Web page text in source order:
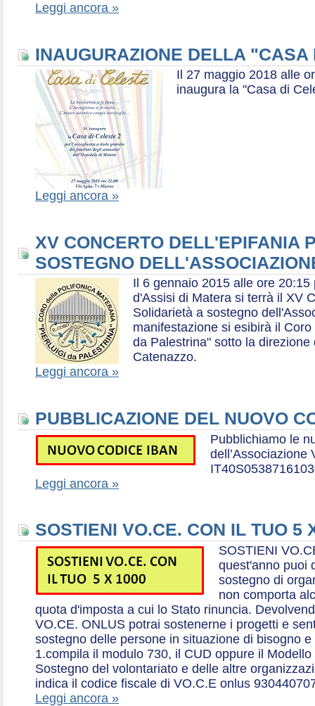
Leggi ancora »
INAUGURAZIONE DELLA
Il 27 maggio 2018 alle
inaugura la "Casa di
Leggi ancora »
XV CONCERTO DELL'EPIFANIA
SOSTEGNO
Il 6 gennaio 2015 alle ore
d'Assisi di Matera si terrà il XV
Solidarietà a sostegno
manifestazione si esibirà il
da Palestrina" sotto la
Catenazzo.
Leggi ancora »
PUBBLICAZIONE DEL NUOVO
Pubblichiamo le
dell’Associazione
Leggi ancora »
SOSTIENI VO.CE. CON IL TUO 5
SOSTIENI
quest'anno puoi
sostegno di
non comporta
quota d'imposta a cui lo Stato rinuncia.
VO.CE. ONLUS potrai sostenerne i progetti e
sostegno delle persone in situazione di bisogno
1.compila il modulo 730, il CUD oppure il
Sostegno del volontariato e delle altre
indica il codice fiscale di VO.C.E onlus
Leggi ancora »